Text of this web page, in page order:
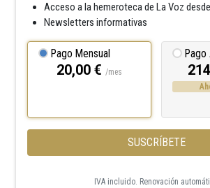
Acceso a la hemeroteca de La Voz
Newsletters informativas
Pago Mensual
20,00 € /mes
Pago
SUSCRÍBETE
IVA incluido. Renovación